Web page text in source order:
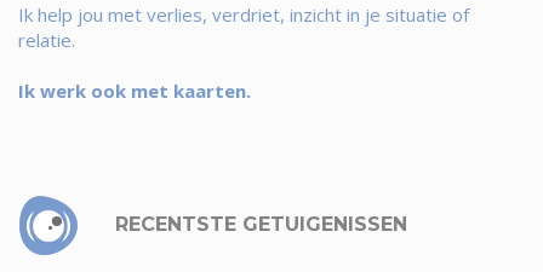
Ik help jou met verlies, verdriet, inzicht in je situatie of
relatie.
Ik werk ook met kaarten.
RECENTSTE GETUIGENISSEN